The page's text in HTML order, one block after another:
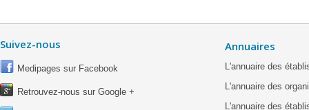
Suivez-nous
Medipages sur Facebook
Retrouvez-nous sur Google +
Annuaires
L'annuaire des
L'annuaire des
L'annuaire des